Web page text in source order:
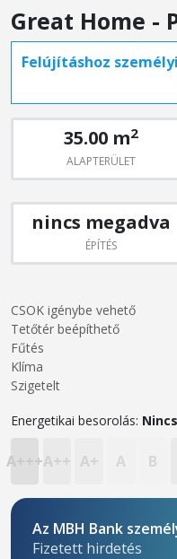
Great Home -
Felújításhoz
35.00 m2
ALAPTERÜLET
nincs megadva
ÉPÍTÉS
CSOK igénybe vehető
Tetőtér beépíthető
Fűtés
Klíma
Szigetelt
Energetikai besorolás:
A+++A++ A+ A B
Az MBH Bank
Fizetett hirdetés